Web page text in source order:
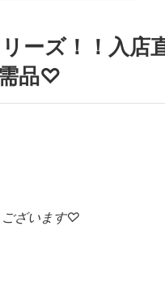
ーズ！！入店
品♡
ございます♡